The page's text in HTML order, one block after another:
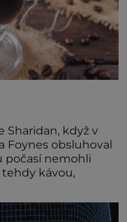
Sharidan, když v
Foynes obsluhoval
počasí nemohli
je tehdy kávou,